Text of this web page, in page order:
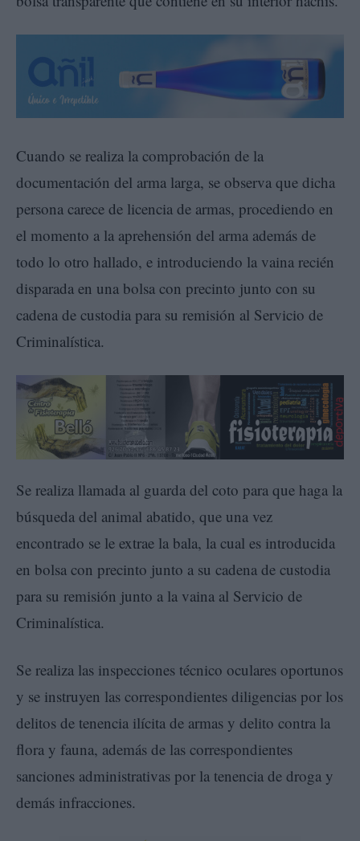
Cuando se realiza la comprobación de la
documentación del arma larga, se observa que dicha
persona carece de licencia de armas, procediendo en
el momento a la aprehensión del arma además de
todo lo otro hallado, e introduciendo la vaina recién
disparada en una bolsa con precinto junto con su
cadena de custodia para su remisión al Servicio de
Criminalística.
Se realiza llamada al guarda del coto para que haga la
búsqueda del animal abatido, que una vez
encontrado se le extrae la bala, la cual es introducida
en bolsa con precinto junto a su cadena de custodia
para su remisión junto a la vaina al Servicio de
Criminalística.
Se realiza las inspecciones técnico oculares oportunos
y se instruyen las correspondientes diligencias por los
delitos de tenencia ilícita de armas y delito contra la
flora y fauna, además de las correspondientes
sanciones administrativas por la tenencia de droga y
demás infracciones.